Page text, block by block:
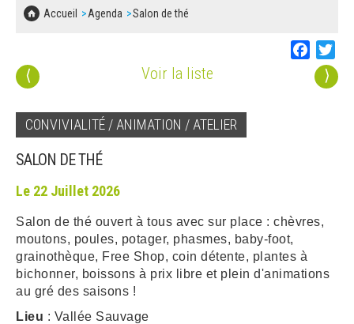
Accueil Agenda Salon de thé
⟨ Voir la liste ⟩
CONVIVIALITÉ / ANIMATION / ATELIER
SALON DE THÉ
Le 22 Juillet 2026
Salon de thé ouvert à tous avec sur place : chèvres,
moutons, poules, potager, phasmes, baby-foot,
grainothèque, Free Shop, coin détente, plantes à
bichonner, boissons à prix libre et plein d'animations
au gré des saisons !
Lieu : Vallée Sauvage
CONCERTATIONS PUBLIQUES
SOLIDARITÉ, LOGEMENT
SÉNIORS
EMPLOI
URBANISME
DECHETS
SIGNALEMENTS
BESOIN D'UNE AIDE ?
LES ASSOCIATIONS
MARCHÉS PUBLICS
DOCUMENT D'INFORMATION COMMUNAL
REGLEMENT LOCAL DE PUBLICITÉ
DECLARATION DE DEMARCHAGE
DOSSIER DE DEMANDE DE SUBVENTION
DEMANDE DE PRÊT DE MATERIEL
FICHE D'ORGANISATION MANIFESTATION